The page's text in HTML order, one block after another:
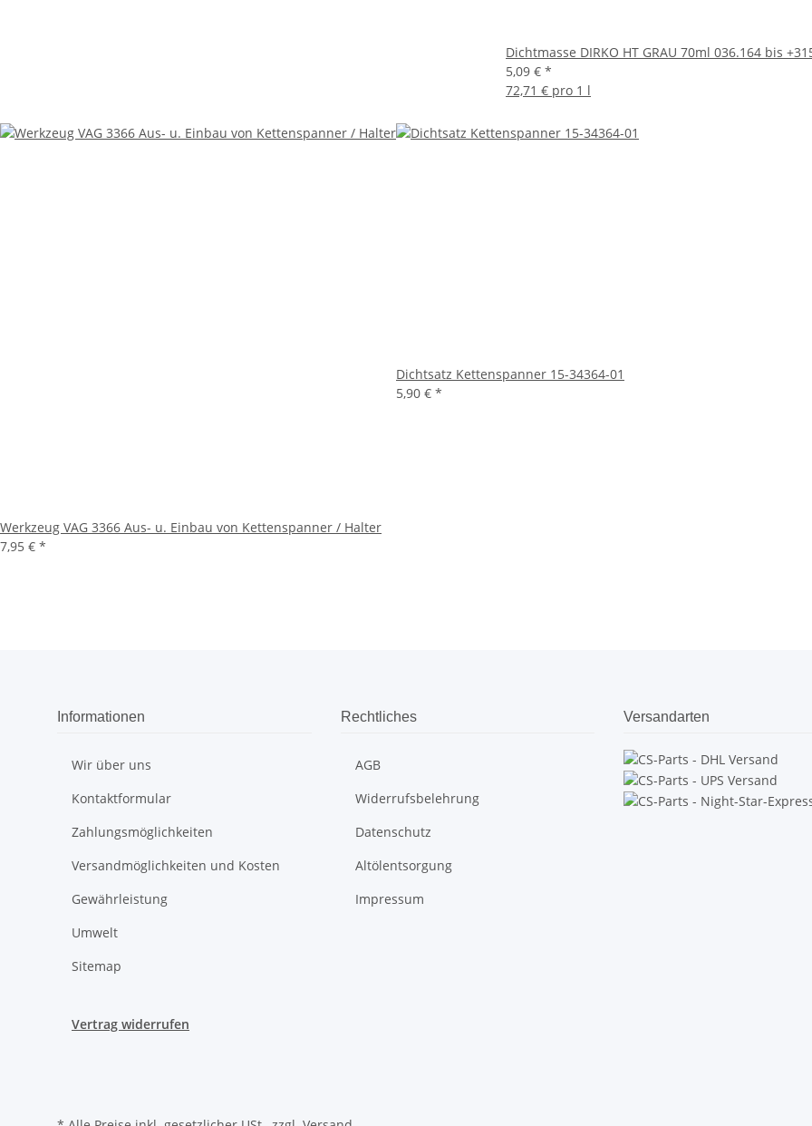
Dichtmasse DIRKO HT GRAU 70ml 036.164 bis
5,09 € *
72,71 € pro 1 l
Werkzeug VAG 3366 Aus- u. Einbau von Kettenspanner / Halter
7,95 € *
Dichtsatz Kettenspanner 15-34364-01
5,90 € *
Informationen
Wir über uns
Kontaktformular
Zahlungsmöglichkeiten
Versandmöglichkeiten und Kosten
Gewährleistung
Umwelt
Sitemap
Rechtliches
AGB
Widerrufsbelehrung
Datenschutz
Altölentsorgung
Impressum
Versandarten
Vertrag widerrufen